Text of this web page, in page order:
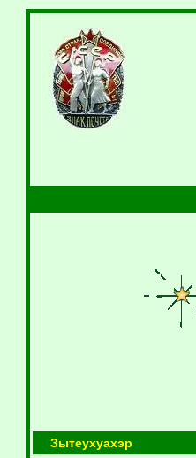
Зытеухуахэр